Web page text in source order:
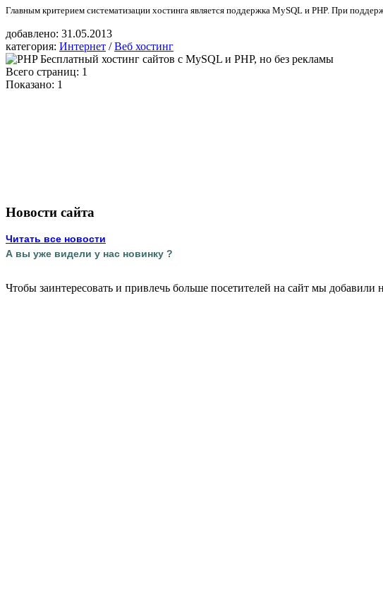
Главным критерием систематизации хостинга является поддержка MySQL и PHP. При
добавлено: 31.05.2013
категория: Интернет /Веб хостинг
Всего страниц: 1
Показано: 1
Новости сайта
Читать все новости
А вы уже видели у нас новинку ?
Чтобы заинтересовать и привлечь больше посетителей на сайт мы